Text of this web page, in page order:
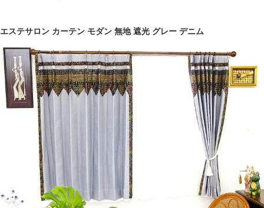
エステサロン カーテン モダン 無地 遮光 グレー デニム